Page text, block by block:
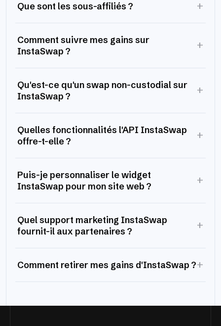
Que sont les sous-affiliés ? +
Comment suivre mes gains sur
InstaSwap ?
+
Qu'est-ce qu'un swap non-custodial sur
InstaSwap ?
+
Quelles fonctionnalités l'API InstaSwap
offre-t-elle ?
+
Puis-je personnaliser le widget
InstaSwap pour mon site web ?
+
Quel support marketing InstaSwap
fournit-il aux partenaires ?
+
Comment retirer mes gains d'InstaSwap ?+